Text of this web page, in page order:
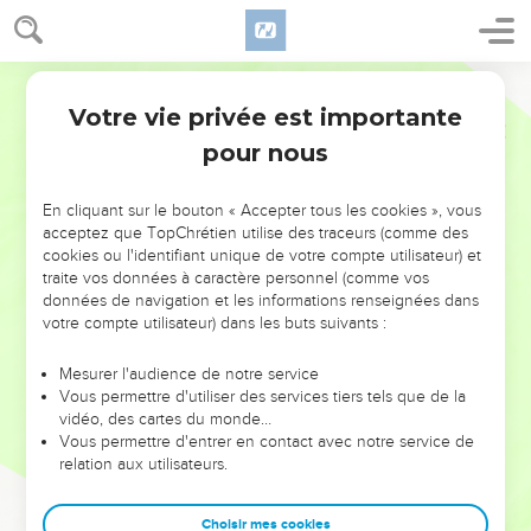
NE MANQUEZ PAS L’ÉVÉNEMENT
DE L’ANNÉE !
ET SI LEURS ERREURS POUVAIENT VOUS ÉVITER LES
VOTRES ?
leur foi ou leur vision. Mais on voit moins les doutes, les erreurs
et les saisons difficiles qu'ils ont traversés, alors même que ce
sont elles qui les ont façonnés.
Dans cette conférence, leaders, entrepreneurs, et responsables
clés pour avancer avec plus de sagesse afin que leurs erreurs
Votre vie privée est importante
pour nous
En cliquant sur le bouton « Accepter tous les cookies », vous
acceptez que TopChrétien utilise des traceurs (comme des
cookies ou l'identifiant unique de votre compte utilisateur) et
traite vos données à caractère personnel (comme vos
données de navigation et les informations renseignées dans
votre compte utilisateur) dans les buts suivants :
Mesurer l'audience de notre service
Vous permettre d'utiliser des services tiers tels que de la
vidéo, des cartes du monde…
Vous permettre d'entrer en contact avec notre service de
relation aux utilisateurs.
Choisir mes cookies